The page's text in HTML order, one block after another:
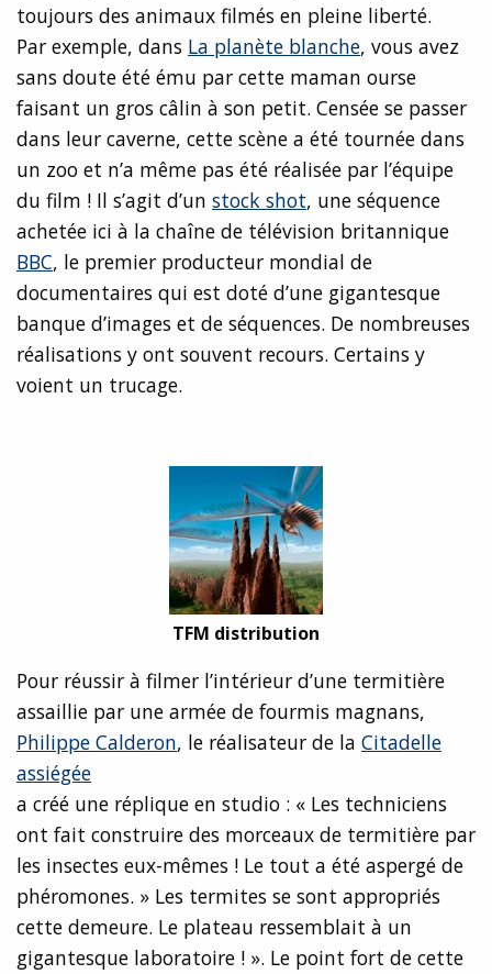
toujours des animaux filmés en pleine liberté.
Par exemple, dans La planète blanche, vous avez
sans doute été ému par cette maman ourse
faisant un gros câlin à son petit. Censée se passer
dans leur caverne, cette scène a été tournée dans
un zoo et n’a même pas été réalisée par l’équipe
du film ! Il s’agit d’un stock shot, une séquence
achetée ici à la chaîne de télévision britannique
BBC, le premier producteur mondial de
documentaires qui est doté d’une gigantesque
banque d’images et de séquences. De nombreuses
réalisations y ont souvent recours. Certains y
voient un trucage.
TFM distribution
Pour réussir à filmer l’intérieur d’une termitière
assaillie par une armée de fourmis magnans,
Philippe Calderon, le réalisateur de la Citadelle
assiégée
a créé une réplique en studio : « Les techniciens
ont fait construire des morceaux de termitière par
les insectes eux-mêmes ! Le tout a été aspergé de
phéromones. » Les termites se sont appropriés
cette demeure. Le plateau ressemblait à un
gigantesque laboratoire ! ». Le point fort de cette